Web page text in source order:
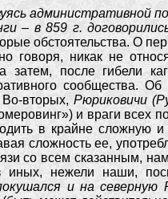
административной
– в 859 г.
обстоятельства. О
говоря, никак не
после гибели
сообщества.
вторых, Рюриковичи
и враги всех
в крайне сложную и
сложность ее,
со всем сказанным,
иных, нежели наши,
и на северную